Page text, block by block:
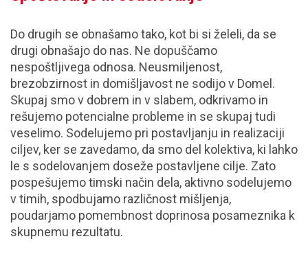
Do drugih se obnašamo tako, kot bi si želeli, da se
drugi obnašajo do nas. Ne dopuščamo
nespoštljivega odnosa. Neusmiljenost,
brezobzirnost in domišljavost ne sodijo v Domel.
Skupaj smo v dobrem in v slabem, odkrivamo in
rešujemo potencialne probleme in se skupaj tudi
veselimo. Sodelujemo pri postavljanju in realizaciji
ciljev, ker se zavedamo, da smo del kolektiva, ki lahko
le s sodelovanjem doseže postavljene cilje. Zato
pospešujemo timski način dela, aktivno sodelujemo
v timih, spodbujamo različnost mišljenja,
poudarjamo pomembnost doprinosa posameznika k
skupnemu rezultatu.